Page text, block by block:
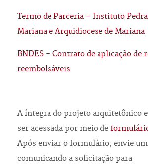
Termo de Parceria – Instituto
Mariana e Arquidiocese de Mariana
BNDES – Contrato de aplicação de
reembolsáveis
A íntegra do projeto arquitetônico
ser acessada por meio de
Após enviar o formulário, envie
comunicando a solicitação para